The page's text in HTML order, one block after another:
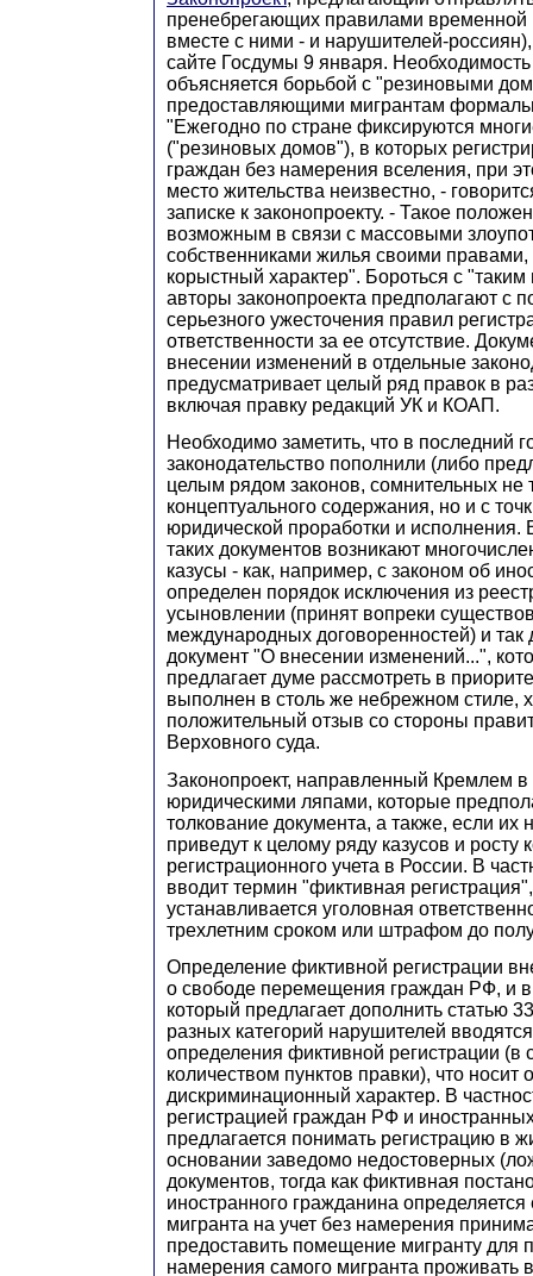
пренебрегающих правилами временной
вместе с ними - и нарушителей-
сайте Госдумы 9 января.
объясняется борьбой с "резиновыми
предоставляющими мигрантам
"Ежегодно по стране фиксируются
("резиновых домов"), в которых
граждан без намерения вселения, при
место жительства неизвестно, -
записке к законопроекту. - Такое
возможным в связи с массовыми
собственниками жилья своими
корыстный характер". Бороться с
авторы законопроекта предполагают с
серьезного ужесточения правил
ответственности за ее отсутствие.
внесении изменений в отдельные
предусматривает целый ряд правок в
включая правку редакций УК и КОАП.
Необходимо заметить, что в последний
законодательство пополнили (либо
целым рядом законов, сомнительных не
концептуального содержания, но и с
юридической проработки и исполнения.
таких документов возникают
казусы - как, например, с законом об
определен порядок исключения из
усыновлении (принят вопреки
международных договоренностей) и
документ "О внесении изменений...",
предлагает думе рассмотреть в
выполнен в столь же небрежном стиле,
положительный отзыв со стороны
Верховного суда.
Законопроект, направленный Кремлем в
юридическими ляпами, которые
толкование документа, а также, если их
приведут к целому ряду казусов и росту
регистрационного учета в России. В
вводит термин "фиктивная
устанавливается уголовная
трехлетним сроком или штрафом до
Определение фиктивной регистрации
о свободе перемещения граждан РФ, и
который предлагает дополнить статью
разных категорий нарушителей
определения фиктивной регистрации (в
количеством пунктов правки), что носит
дискриминационный характер. В
регистрацией граждан РФ и
предлагается понимать регистрацию в
основании заведомо недостоверных
документов, тогда как фиктивная
иностранного гражданина
мигранта на учет без намерения
предоставить помещение мигранту для
намерения самого мигранта проживать